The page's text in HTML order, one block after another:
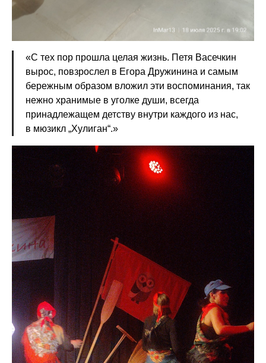
«С тех пор прошла целая жизнь. Петя Васечкин
вырос, повзрослел в Егора Дружинина и самым
бережным образом вложил эти воспоминания, так
нежно хранимые в уголке души, всегда
принадлежащем детству внутри каждого из нас,
в мюзикл „Хулиган“.»